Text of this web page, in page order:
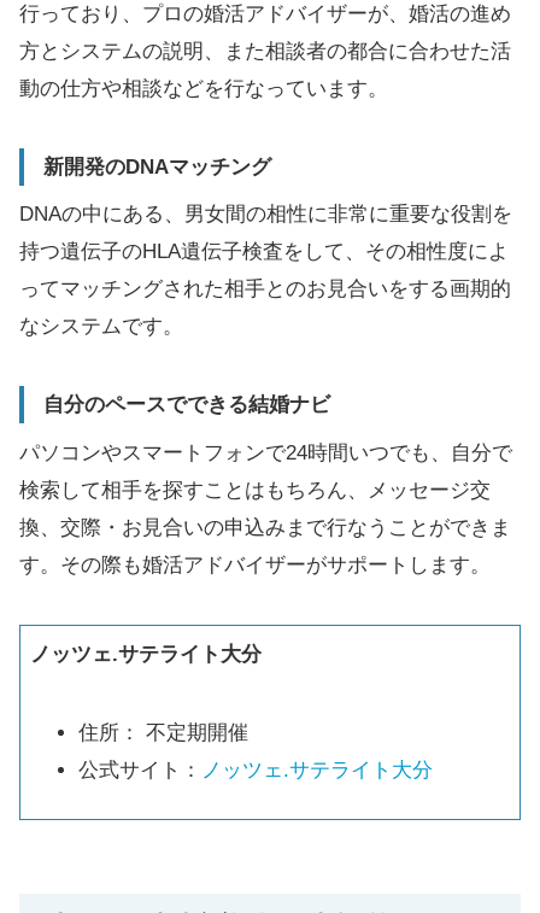
行っており、プロの婚活アドバイザーが、婚活の進め
方とシステムの説明、また相談者の都合に合わせた活
動の仕方や相談などを行なっています。
新開発のDNAマッチング
DNAの中にある、男女間の相性に非常に重要な役割を
持つ遺伝子のHLA遺伝子検査をして、その相性度によ
ってマッチングされた相手とのお見合いをする画期的
なシステムです。
自分のペースでできる結婚ナビ
パソコンやスマートフォンで24時間いつでも、自分で
検索して相手を探すことはもちろん、メッセージ交
換、交際・お見合いの申込みまで行なうことができま
す。その際も婚活アドバイザーがサポートします。
ノッツェ.サテライト大分
住所： 不定期開催
公式サイト： ノッツェ.サテライト大分